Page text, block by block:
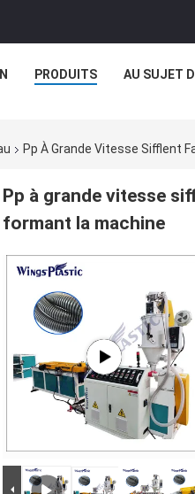
PRODUITS AU SUJET
Pp À Grande Vitesse Sifflent
Pp à grande vitesse
formant la machine